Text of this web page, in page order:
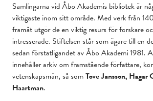
Samlingarna vid Åbo Akademis bibliotek är
viktigaste inom sitt område. Med verk från
framåt utgör de en viktig resurs för forskare
intresserade. Stiftelsen står som ägare till en
sedan förstatligandet av Åbo Akademi 1981.
innehåller arkiv om framstående författare,
vetenskapsmän, så somTove Jansson, Hagar
Haartman.